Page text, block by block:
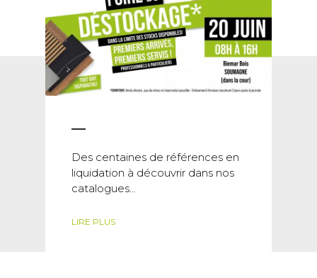
Des centaines de références en
liquidation à découvrir dans nos
catalogues...
LIRE PLUS